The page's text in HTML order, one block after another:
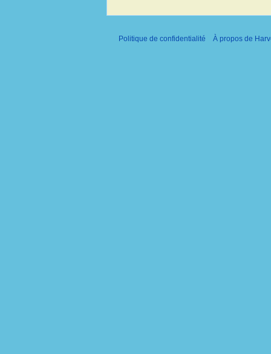
Politique de confidentialité À propos de